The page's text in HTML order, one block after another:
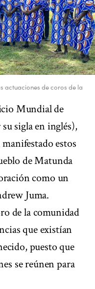
actuaciones de coros de la
Mundial de
sigla en inglés),
estos
de Matunda
como un
Juma.
de la comunidad
que existían
puesto que
se reúnen para